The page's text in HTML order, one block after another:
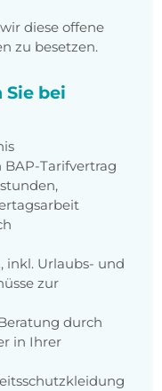
diese offene
zu besetzen.
bei
Tarifvertrag
inkl. Urlaubs- und
zur
durch
in Ihrer